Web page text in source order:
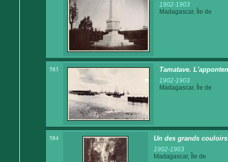
1902-1903
Madagascar, Île de
583 Tamatave.
1902-1903
Madagascar, Île de
584 Un des grands couloirs
1902-1903
Madagascar, Île de